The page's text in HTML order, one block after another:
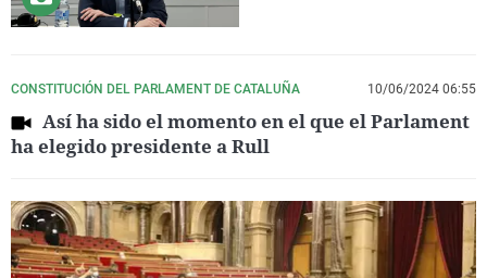
CONSTITUCIÓN DEL PARLAMENT DE CATALUÑA 10/06/2024 06:55
Así ha sido el momento en el que el Parlament
ha elegido presidente a Rull